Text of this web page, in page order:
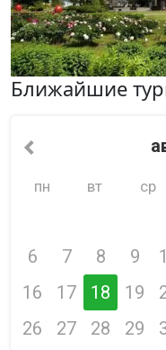
Ближайшие
пн вт ср
6
7 8 9
16
17 18 19
26
27 28 29